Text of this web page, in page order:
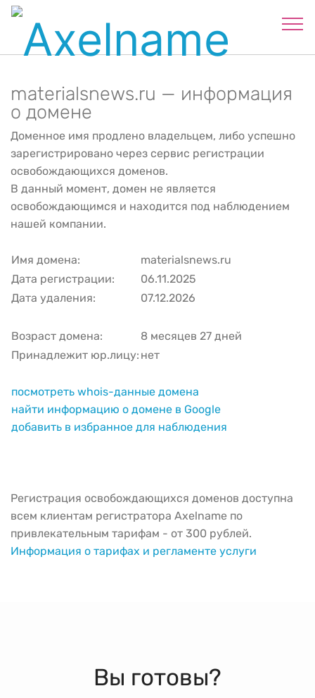
materialsnews.ru — информация
о домене
Доменное имя продлено владельцем, либо успешно
зарегистрировано через сервис регистрации
освобождающихся доменов.
В данный момент, домен не является
освобождающимся и находится под наблюдением
нашей компании.
Имя домена:
materialsnews.ru
Дата регистрации:
06.11.2025
Дата удаления:
07.12.2026
Возраст домена:
8 месяцев 27 дней
Принадлежит юр.лицу: нет
посмотреть whois-данные домена
найти информацию о домене в Google
добавить в избранное для наблюдения
Регистрация освобождающихся доменов доступна
всем клиентам регистратора Axelname по
привлекательным тарифам - от 300 рублей.
Информация о тарифах и регламенте услуги
Вы готовы?